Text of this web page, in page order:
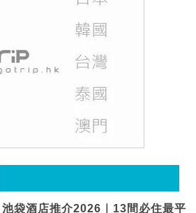
池袋酒店推介2026｜13間必住最平